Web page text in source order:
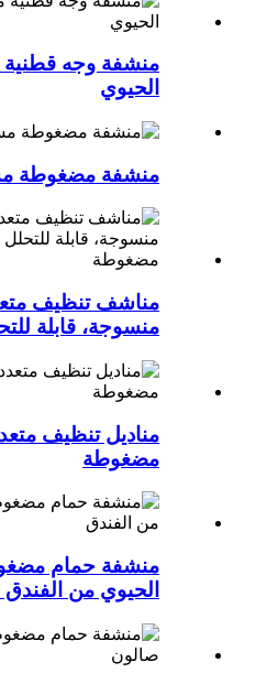
منشفة وجه قطنية
الحيوي
منشفة مضغوطة
مناشف تنظيف
منسوجة، قابلة
مناديل تنظيف
مضغوطة
منشفة حمام
الحيوي من